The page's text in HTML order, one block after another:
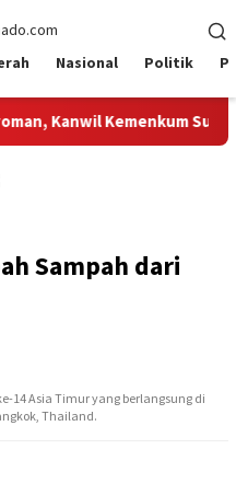
Nasional Politik
Kemenkum Sulut Gelar
Sampah dari
14 Asia Timur yang berlangsung di
Thailand.